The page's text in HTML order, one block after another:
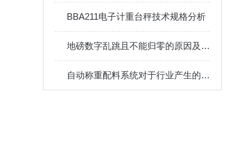
BBA211电子计重台秤技术规格分析
地磅数字乱跳且不能归零的原因及对策
自动称重配料系统对于行业产生的影响